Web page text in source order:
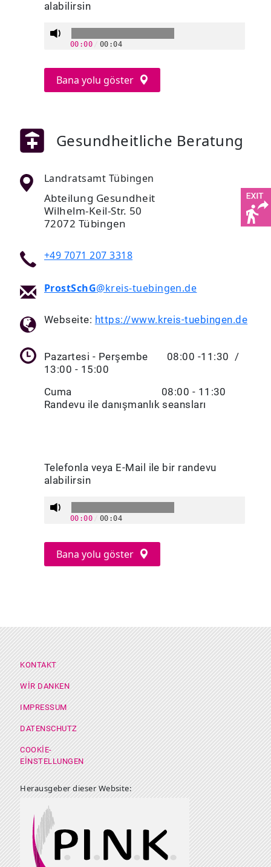
alabilirsin
00:00 00:04
Bana yolu göster
Gesundheitliche Beratung
Landratsamt Tübingen
Abteilung Gesundheit
Wilhelm-Keil-Str. 50
72072 Tübingen
+49 7071 207 3318
ProstSchG@kreis-tuebingen.de
Webseite: https://www.kreis-tuebingen.de
Pazartesi - Perşembe 08:00 -11:30 /
13:00 - 15:00
Cuma 08:00 - 11:30
Randevu ile danışmanlık seansları
Telefonla veya E-Mail ile bir randevu
alabilirsin
00:00 00:04
Bana yolu göster
Footer Menü
KONTAKT
WIR DANKEN
IMPRESSUM
DATENSCHUTZ
COOKIE-
EINSTELLUNGEN
Herausgeber dieser Website: